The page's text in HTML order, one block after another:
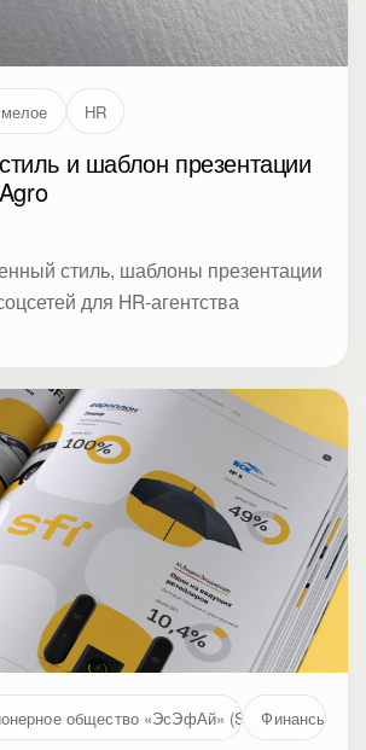
HR
и шаблон презентации
стиль, шаблоны презентации
для HR-агентства
общество «ЭсЭфАй» (SFI, MOEX:
Финансы